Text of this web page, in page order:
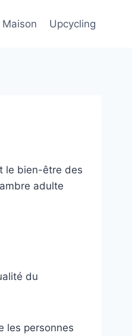
Maison Upcycling
le bien-être des
adulte
du
les personnes